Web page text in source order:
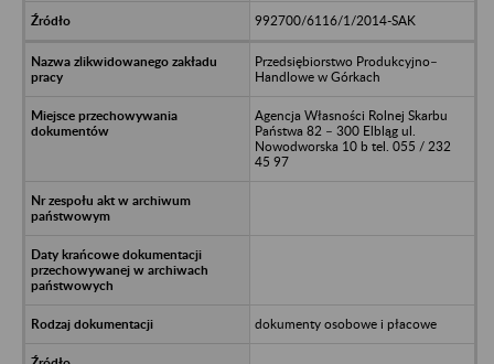
992700/6116/1/2014-SAK
Przedsiębiorstwo Produkcyjno–
Handlowe w Górkach
Agencja Własności Rolnej Skarbu
Państwa 82 – 300 Elbląg ul.
Nowodworska 10 b tel. 055 / 232
45 97
dokumenty osobowe i płacowe